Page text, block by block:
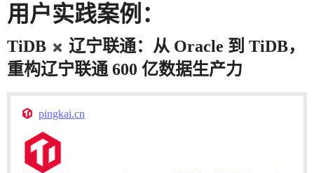
用户实践案例：
TiDB
辽宁联通：从 Oracle 到 TiDB，
重构辽宁联通 600 亿数据生产力
pingkai.cn